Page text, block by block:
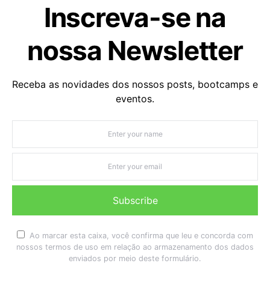
Inscreva-se na
nossa Newsletter
Receba as novidades dos nossos posts, bootcamps e
eventos.
Subscribe
Ao marcar esta caixa, você confirma que leu e concorda com
nossos termos de uso em relação ao armazenamento dos dados
enviados por meio deste formulário.